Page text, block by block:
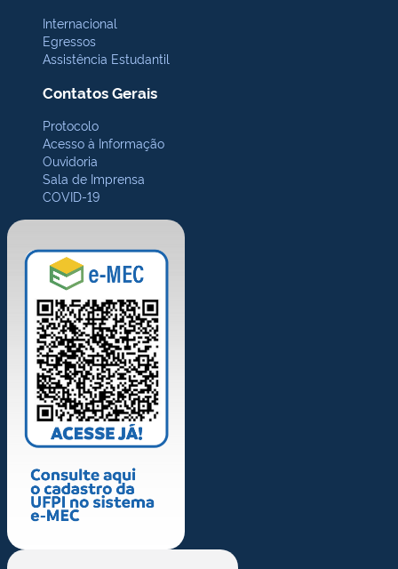
Internacional
Egressos
Assistência Estudantil
Contatos Gerais
Protocolo
Acesso à Informação
Ouvidoria
Sala de Imprensa
COVID-19